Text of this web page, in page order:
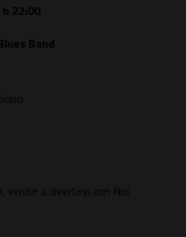
h 22:00
Band
venite a divertirvi con Noi